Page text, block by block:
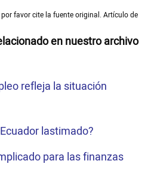
favor cite la fuente original. Artículo de
en nuestro archivo
refleja la situación
lastimado?
para las finanzas